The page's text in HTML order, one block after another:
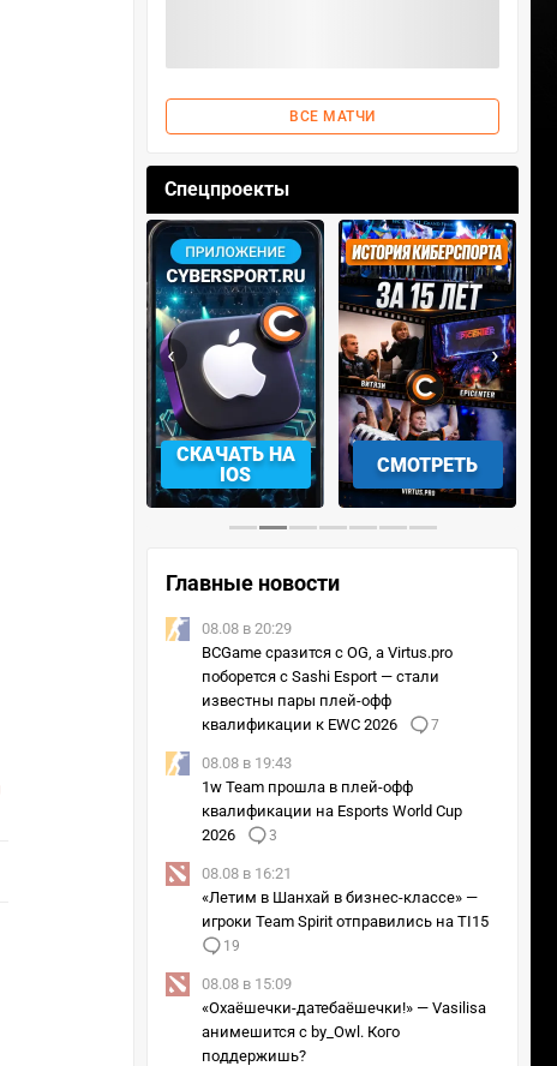
ВСЕ МАТЧИ
Спецпроекты
СМОТРЕТЬ УЧАСТВОВАТЬ
‹ ›
Главные новости
08.08 в 20:29
BCGame сразится с OG, а Virtus.pro
поборется с Sashi Esport — стали
известны пары плей-офф
квалификации к EWC 2026
7
08.08 в 19:43
1w Team прошла в плей-офф
квалификации на Esports World Cup
2026
3
08.08 в 16:21
«Летим в Шанхай в бизнес-классе» —
игроки Team Spirit отправились на TI15
19
08.08 в 15:09
«Охаёшечки-датебаёшечки!» — Vasilisa
анимешится с by_Owl. Кого
поддержишь?